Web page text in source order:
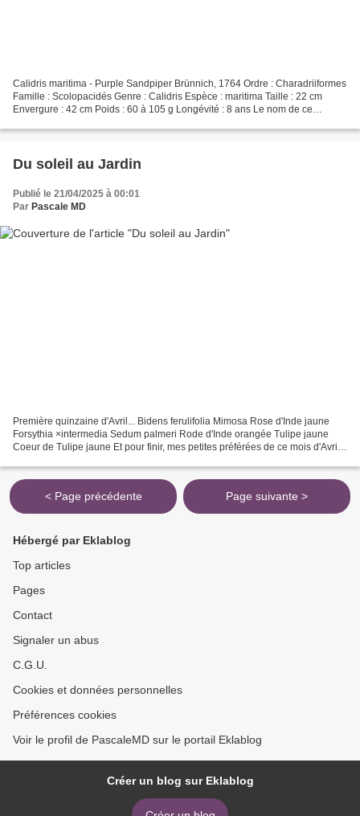
Calidris maritima - Purple Sandpiper Brünnich, 1764 Ordre : Charadriiformes
Famille : Scolopacidés Genre : Calidris Espèce : maritima Taille : 22 cm
Envergure : 42 cm Poids : 60 à 105 g Longévité : 8 ans Le nom de ce
Du soleil au Jardin
Publié le 21/04/2025 à 00:01
Par Pascale MD
Première quinzaine d'Avril... Bidens ferulifolia Mimosa Rose d'Inde jaune
Forsythia ×intermedia Sedum palmeri Rode d'Inde orangée Tulipe jaune
Coeur de Tulipe jaune Et pour finir, mes petites préférées de ce mois d'Avril,
< Page précédente Page suivante >
Hébergé par Eklablog
Top articles
Pages
Contact
Signaler un abus
C.G.U.
Cookies et données personnelles
Préférences cookies
Voir le profil de PascaleMD sur le portail Eklablog
Créer un blog sur Eklablog